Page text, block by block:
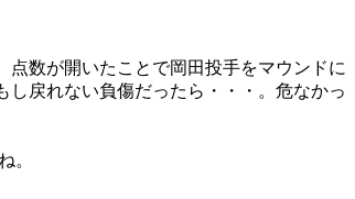
数が開いたことで岡田投手をマウンドに
し戻れない負傷だったら・・・。危なかっ
。